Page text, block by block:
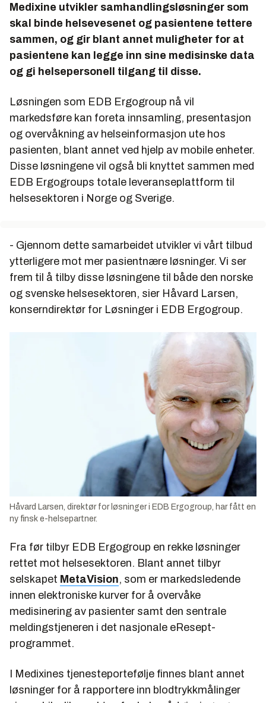
Medixine utvikler samhandlingsløsninger som
skal binde helsevesenet og pasientene tettere
sammen, og gir blant annet muligheter for at
pasientene kan legge inn sine medisinske data
og gi helsepersonell tilgang til disse.
Løsningen som EDB Ergogroup nå vil
markedsføre kan foreta innsamling, presentasjon
og overvåkning av helseinformasjon ute hos
pasienten, blant annet ved hjelp av mobile enheter.
Disse løsningene vil også bli knyttet sammen med
EDB Ergogroups totale leveranseplattform til
helsesektoren i Norge og Sverige.
- Gjennom dette samarbeidet utvikler vi vårt tilbud
ytterligere mot mer pasientnære løsninger. Vi ser
frem til å tilby disse løsningene til både den norske
og svenske helsesektoren, sier Håvard Larsen,
konserndirektør for Løsninger i EDB Ergogroup.
Håvard Larsen, direktør for løsninger i EDB Ergogroup, har fått en
ny finsk e-helsepartner.
Fra før tilbyr EDB Ergogroup en rekke løsninger
rettet mot helsesektoren. Blant annet tilbyr
selskapet MetaVision, som er markedsledende
innen elektroniske kurver for å overvåke
medisinering av pasienter samt den sentrale
meldingstjeneren i det nasjonale eResept-
programmet.
I Medixines tjenesteportefølje finnes blant annet
løsninger for å rapportere inn blodtrykkmålinger